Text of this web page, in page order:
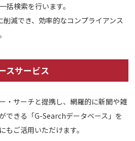
括検索を行います。
減でき、効率的なコンプライアンス
スサービス
・サーチと提携し、網羅的に新聞や雑
できる「G-Searchデータベース」を
もご活用いただけます。